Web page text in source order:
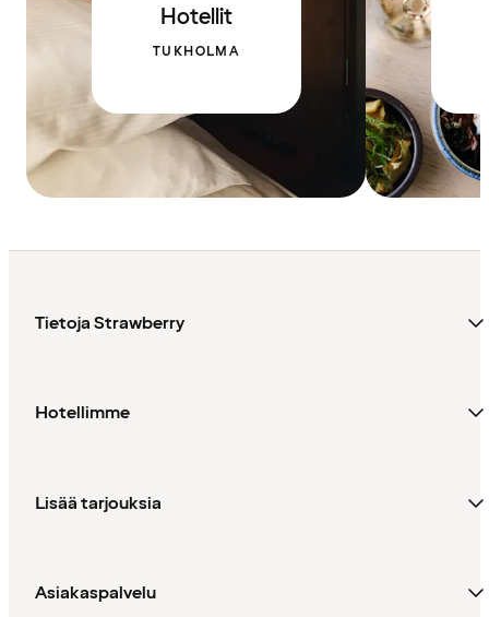
Hotellit
TUKHOLMA
Tietoja Strawberry
Hotellimme
Lisää tarjouksia
Asiakaspalvelu